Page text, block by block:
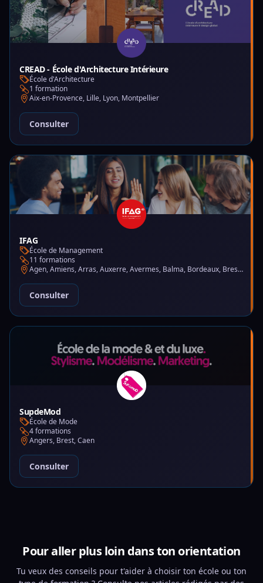
CREAD - École d'Architecture Intérieure
École d'Architecture
1 formation
Aix-en-Provence, Lille, Lyon, Montpellier
Consulter
IFAG
École de Management
11 formations
Agen, Amiens, Arras, Auxerre, Avermes, Balma, Bordeaux, Brest, Charleville-Mézières, Chartres, Courbevoie, Dijon, Gap, La Garde, Le Mans, Lille, Lyon, Mont-de-Marsan, Montluçon, Montpellier, Mulhouse, Nantes, Puteaux, Reims, Rennes, Trélazé
Consulter
SupdeMod
École de Mode
4 formations
Angers, Brest, Caen
Consulter
Pour aller plus loin dans ton orientation
Tu veux des conseils pour t'aider à choisir ton école ou ton